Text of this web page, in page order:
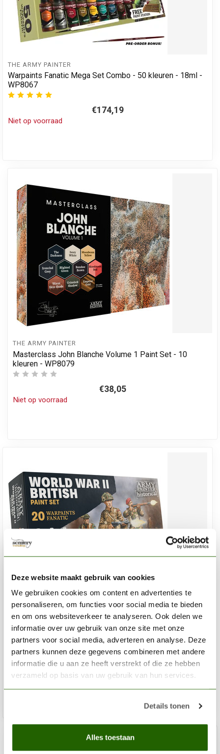
Deze website maakt gebruik van cookies
We gebruiken cookies om content en advertenties te
personaliseren, om functies voor social media te bieden
en om ons websiteverkeer te analyseren. Ook delen we
informatie over uw gebruik van onze site met onze
partners voor social media, adverteren en analyse. Deze
partners kunnen deze gegevens combineren met andere
informatie die u aan ze heeft verstrekt of die ze hebben
verzameld op basis van uw gebruik van hun services.
Details tonen
Alles toestaan
THE ARMY PAINTER
Warpaints Fanatic Mega Set Combo - 50 kleuren - 18ml -
WP8067
€174,19
Niet op voorraad
THE ARMY PAINTER
Masterclass John Blanche Volume 1 Paint Set - 10
kleuren - WP8079
€38,05
Niet op voorraad
Warpaints Fanatic Historical: WWII British Paint Set – 20
kleuren - WP8084
€62,65
Niet op voorraad